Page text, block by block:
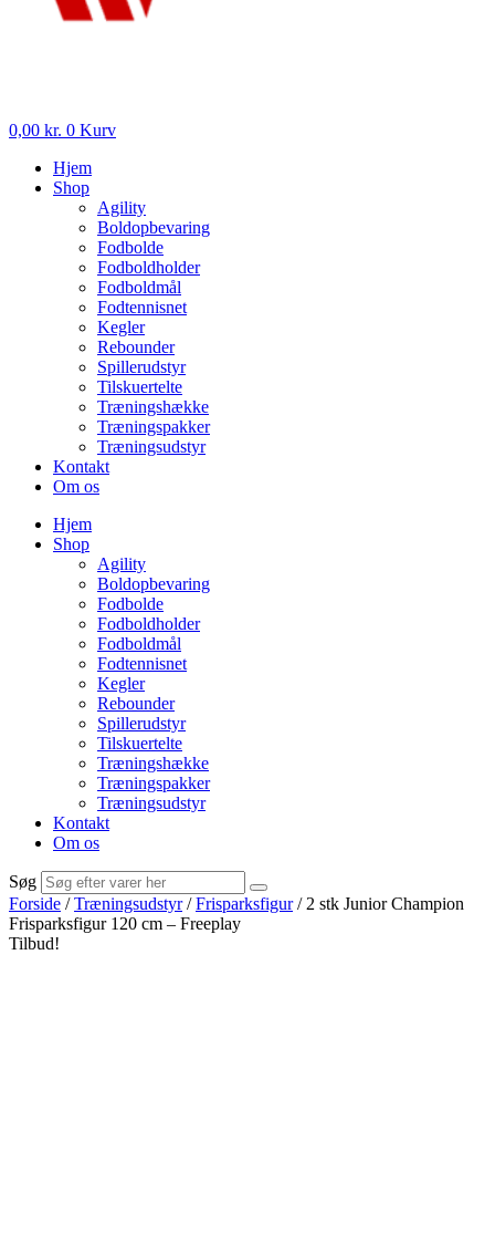
0,00 kr. 0 Kurv
Hjem
Shop
Agility
Boldopbevaring
Fodbolde
Fodboldholder
Fodboldmål
Fodtennisnet
Kegler
Rebounder
Spillerudstyr
Tilskuertelte
Træningshække
Træningspakker
Træningsudstyr
Kontakt
Om os
Hjem
Shop
Agility
Boldopbevaring
Fodbolde
Fodboldholder
Fodboldmål
Fodtennisnet
Kegler
Rebounder
Spillerudstyr
Tilskuertelte
Træningshække
Træningspakker
Træningsudstyr
Kontakt
Om os
Søg
Forside /Træningsudstyr/Frisparksfigur/ 2 stk Junior Champion
Frisparksfigur 120 cm – Freeplay
Tilbud!